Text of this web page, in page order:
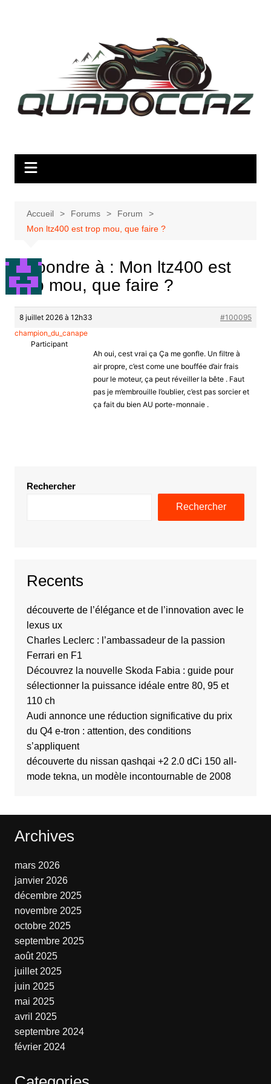
Accueil Forums
Forum
Mon ltz400 est trop mou, que faire ?
Répondre à : Mon ltz400 est
trop mou, que faire ?
8 juillet 2026 à 12h33
#100095
champion_du_canape
Participant
Ah oui, cest vrai ça Ça me gonfle. Un filtre à
air propre, c’est come une bouffée d’air frais
pour le moteur, ça peut réveiller la bête . Faut
pas je m’embrouille l’oublier, c’est pas sorcier et
ça fait du bien AU porte-monnaie .
Rechercher
Rechercher
Recents
découverte de l’élégance et de l’innovation avec le
lexus ux
Charles Leclerc : l’ambassadeur de la passion
Ferrari en F1
Découvrez la nouvelle Skoda Fabia : guide pour
sélectionner la puissance idéale entre 80, 95 et
110 ch
Audi annonce une réduction significative du prix
du Q4 e-tron : attention, des conditions
s’appliquent
découverte du nissan qashqai +2 2.0 dCi 150 all-
mode tekna, un modèle incontournable de 2008
Archives
mars 2026
janvier 2026
décembre 2025
novembre 2025
octobre 2025
septembre 2025
août 2025
juillet 2025
juin 2025
mai 2025
avril 2025
septembre 2024
février 2024